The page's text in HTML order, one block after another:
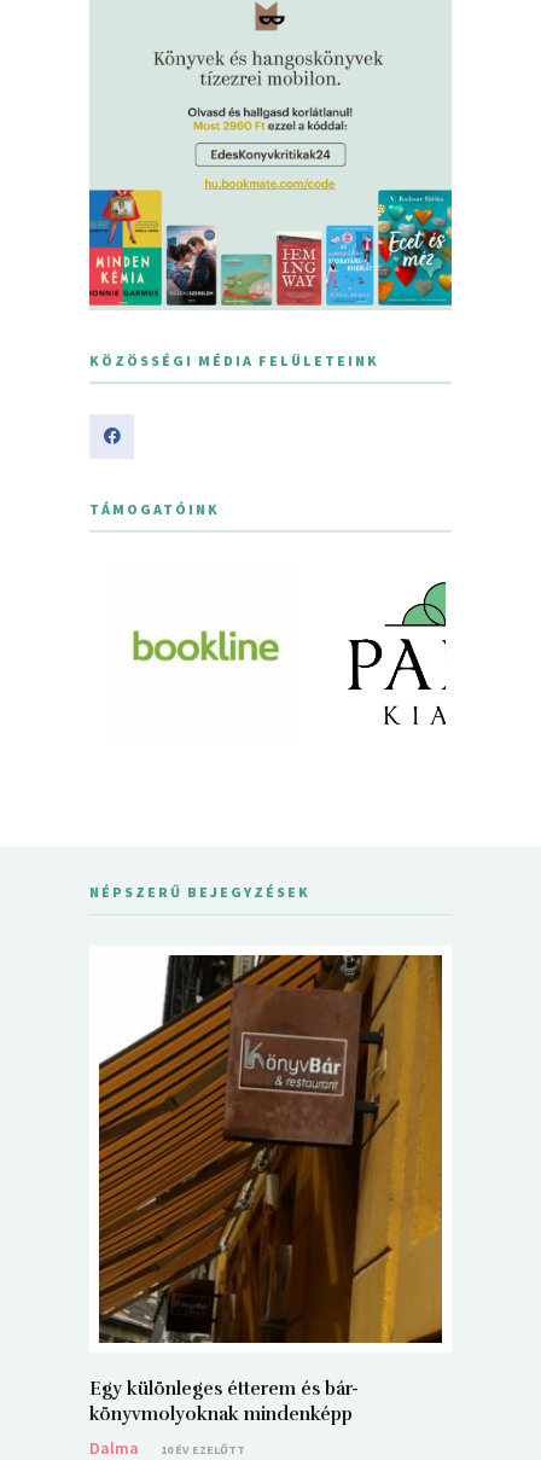
KÖZÖSSÉGI MÉDIA FELÜLETEINK
TÁMOGATÓINK
NÉPSZERŰ BEJEGYZÉSEK
Egy különleges étterem és bár-
könyvmolyoknak mindenképp
Dalma
10 ÉV EZELŐTT